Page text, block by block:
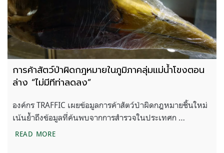
การค้าสัตว์ป่าผิดกฎหมายในภูมิภาคลุ่มแม่นํ้าโขงตอน
ล่าง “ไม่มีทีท่าลดลง”
องค์กร TRAFFIC เผยข้อมูลการค้าสัตว์ป่าผิดกฎหมายชิ้นใหม่
เน้นย้ำถึงข้อมูลที่ค้นพบจากการสำรวจในประเทศก …
READ MOREการค้าสัตว์ป่าผิดกฎหมายในภูมิภาคลุ่มแม่นํ้าโขงตอนล่